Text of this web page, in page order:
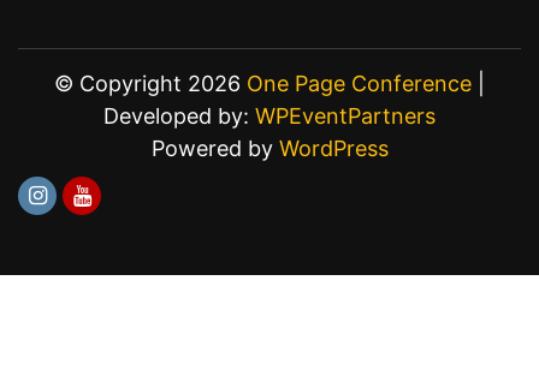
© Copyright 2026 One Page Conference
Developed by: WPEventPartners
Powered by WordPress